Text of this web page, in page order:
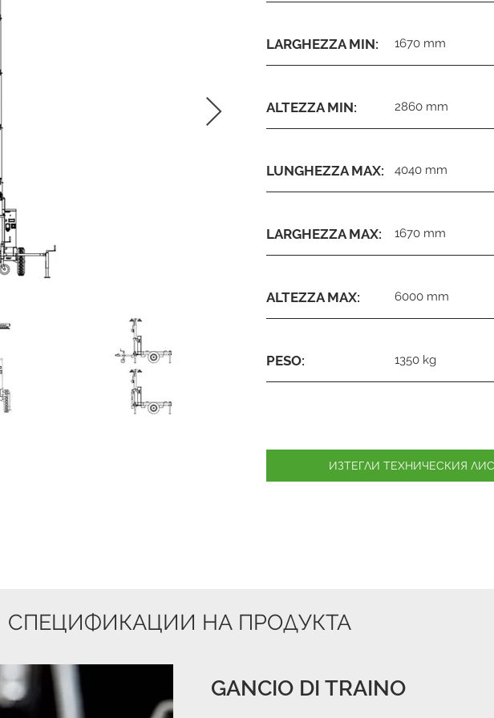
LARGHEZZA MIN: 1670 mm
ALTEZZA MIN: 2860 mm
LUNGHEZZA MAX: 4040 mm
LARGHEZZA MAX: 1670 mm
ALTEZZA MAX: 6000 mm
PESO: 1350 kg
ИЗТЕГЛИ ТЕХНИЧЕСКИЯ
СПЕЦИФИКАЦИИ НА ПРОДУКТА
GANCIO DI TRAINO